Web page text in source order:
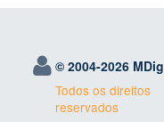
© 2004-2026 MDig
Todos os direitos
reservados